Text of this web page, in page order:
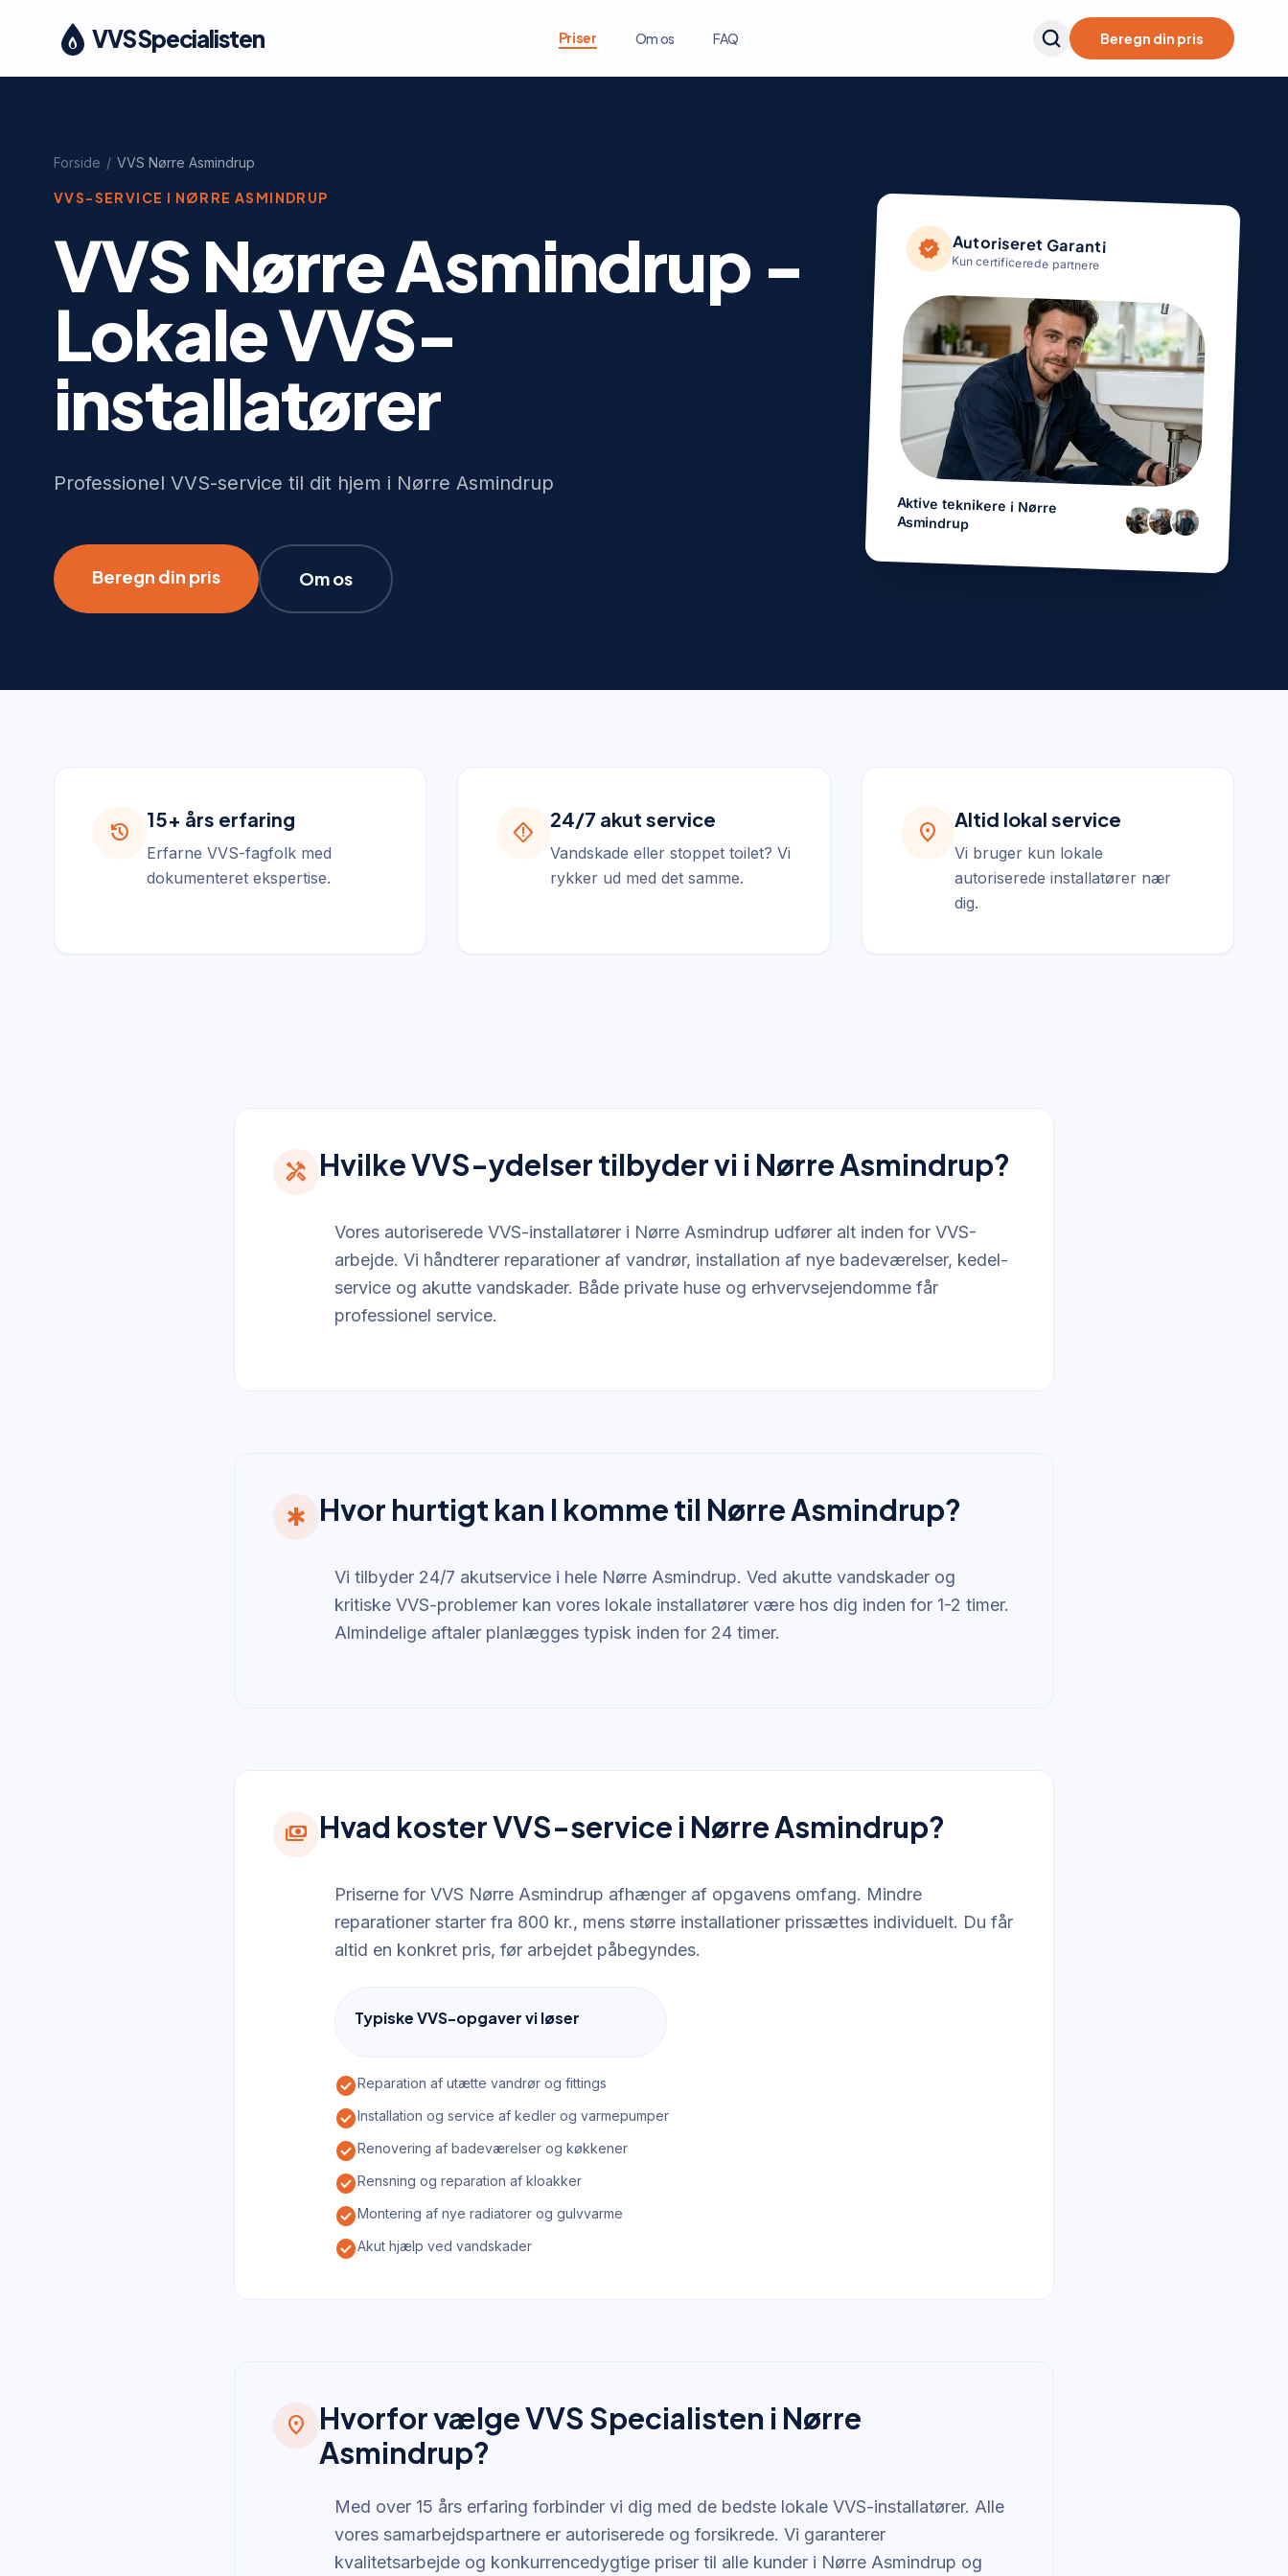
VVS Specialisten Priser Om os FAQ Beregn din pris
Forside / VVS Nørre Asmindrup
VVS-SERVICE I NØRRE ASMINDRUP
VVS Nørre Asmindrup -
Lokale VVS-
installatører
Professionel VVS-service til dit hjem i Nørre Asmindrup
Beregn din pris Om os
verified Autoriseret Garanti
Kun certificerede partnere
Aktive teknikere iNørre
Asmindrup
history
15+ års erfaring
Erfarne VVS-fagfolk med
dokumenteret ekspertise.
emergency_home
24/7 akut service
Vandskade eller stoppet toilet? Vi
rykker ud med det samme.
location_on
Altid lokal service
Vi bruger kun lokale
autoriserede installatører nær
dig.
handyman Hvilke VVS-ydelser tilbyder vi i Nørre Asmindrup?
Vores autoriserede VVS-installatører i Nørre Asmindrup udfører alt inden for VVS-
arbejde. Vi håndterer reparationer af vandrør, installation af nye badeværelser, kedel-
service og akutte vandskader. Både private huse og erhvervsejendomme får
professionel service.
emergency Hvor hurtigt kan I komme til Nørre Asmindrup?
Vi tilbyder 24/7 akutservice i hele Nørre Asmindrup. Ved akutte vandskader og
kritiske VVS-problemer kan vores lokale installatører være hos dig inden for 1-2 timer.
Almindelige aftaler planlægges typisk inden for 24 timer.
payments Hvad koster VVS-service i Nørre Asmindrup?
Priserne for VVS Nørre Asmindrup afhænger af opgavens omfang. Mindre
reparationer starter fra 800 kr., mens større installationer prissættes individuelt. Du får
altid en konkret pris, før arbejdet påbegyndes.
Typiske VVS-opgaver vi løser
check_circleReparation af utætte vandrør og fittings
check_circleInstallation og service af kedler og varmepumper
check_circleRenovering af badeværelser og køkkener
check_circleRensning og reparation af kloakker
check_circleMontering af nye radiatorer og gulvvarme
check_circleAkut hjælp ved vandskader
location_on
Hvorfor vælge VVS Specialisten i Nørre
Asmindrup?
Med over 15 års erfaring forbinder vi dig med de bedste lokale VVS-installatører. Alle
vores samarbejdspartnere er autoriserede og forsikrede. Vi garanterer
kvalitetsarbejde og konkurrencedygtige priser til alle kunder i Nørre Asmindrup og